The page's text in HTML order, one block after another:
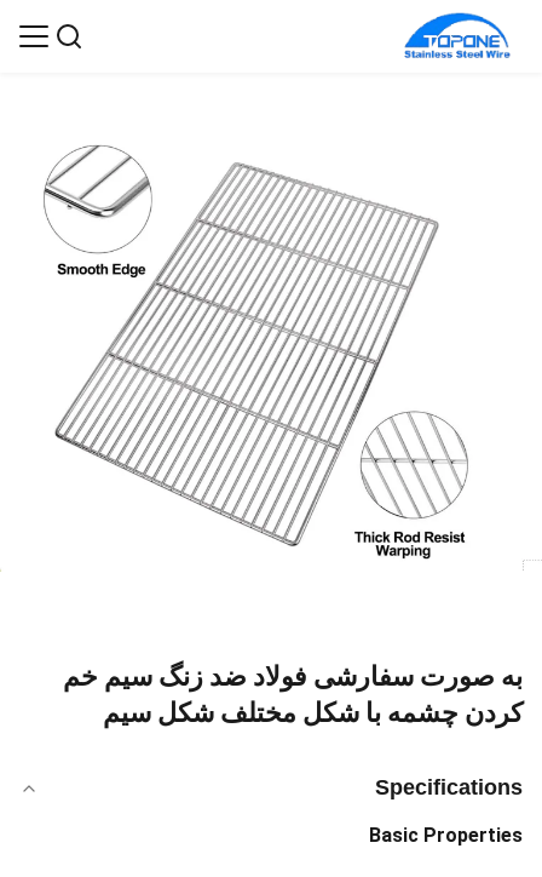
به صورت سفارشی فولاد ضد زنگ سیم خم
کردن چشمه با شکل مختلف شکل سیم
Specifications
Basic Properties